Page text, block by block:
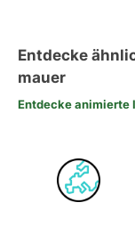
Entdecke
mauer
Entdecke animierte